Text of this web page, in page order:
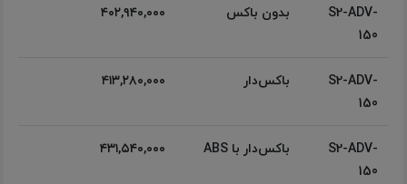
S2-ADV-
150
بدون باکس ۴۰۲,۹۴۰,۰۰۰
S2-ADV-
150
باکس‌دار ۴۱۳,۲۸۰,۰۰۰
S2-ADV-
150
باکس‌دار با ABS ۴۳۱,۵۴۰,۰۰۰